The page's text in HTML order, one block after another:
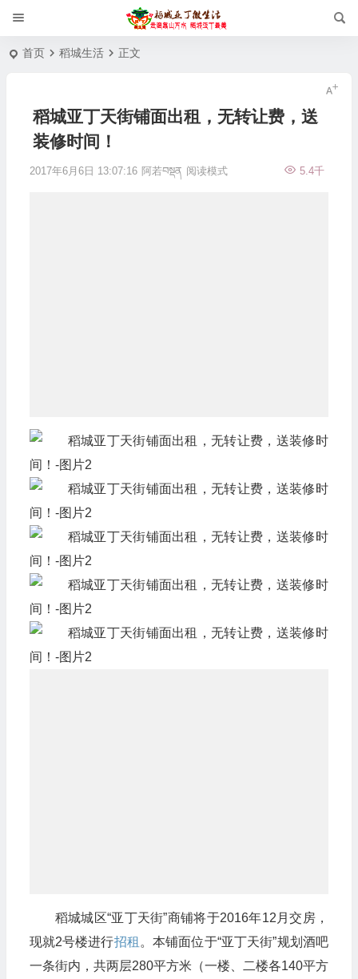
首页 稻城生活 正文
稻城亚丁天街铺面出租，无转让费，送
装修时间！
2017年6月6日 13:07:16 阿若བསྡན 5.4千
阅读模式
稻城城区“亚丁天街”商铺将于2016年12月交房，
现就2号楼进行招租 。本铺面位于“亚丁天街”规划酒吧
一条街内，共两层280平方米（一楼、二楼各140平方